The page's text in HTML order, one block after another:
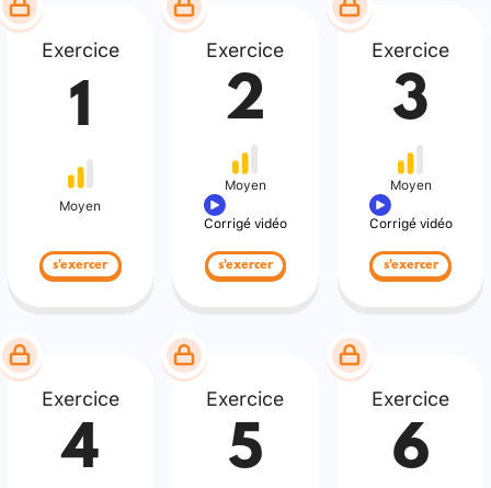
Exercice
1
Moyen
s'exercer
Exercice
2
Moyen
Corrigé vidéo
s'exercer
Exercice
3
Moyen
Corrigé vidéo
s'exercer
Exercice
4
Exercice
5
Exercice
6